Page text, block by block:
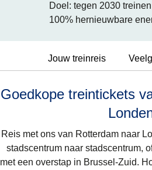
Doel: tegen 2030
100% hernieuwbare
Jouw treinreis
Goedkope treintickets
Reis met ons van Rotterdam naar
stadscentrum naar stadscentrum,
met een overstap in Brussel-Zuid.